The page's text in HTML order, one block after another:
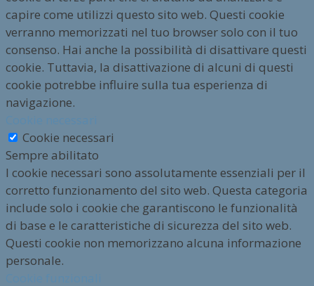
capire come utilizzi questo sito web. Questi cookie
verranno memorizzati nel tuo browser solo con il tuo
consenso. Hai anche la possibilità di disattivare questi
cookie. Tuttavia, la disattivazione di alcuni di questi
cookie potrebbe influire sulla tua esperienza di
navigazione.
Cookie necessari
Sempre abilitato
I cookie necessari sono assolutamente essenziali per il
corretto funzionamento del sito web. Questa categoria
include solo i cookie che garantiscono le funzionalità
di base e le caratteristiche di sicurezza del sito web.
Questi cookie non memorizzano alcuna informazione
personale.